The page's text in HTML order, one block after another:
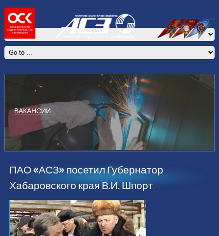
ВАКАНСИИ
ПАО «АСЗ» посетил Губернатор
Хабаровского края В.И. Шпорт